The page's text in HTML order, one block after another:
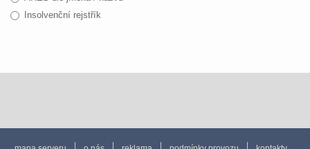
Insolvenční rejstřík